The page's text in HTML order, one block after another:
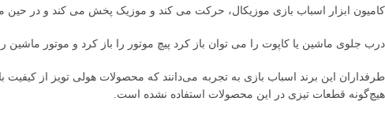
کامیون ابزار اسباب بازی موزیکال، حرکت می کند و موزیک پخش می کند و در
درب جلوی ماشین یا کاپوت را می توان باز کرد پیچ موتور را باز کرد و موتور
طرفداران این برند اسباب بازی به تجربه می‌دانند که محصولات هولی تویز از
هیچ‌گونه قطعات تیزی در این محصولات استفاده نشده است.